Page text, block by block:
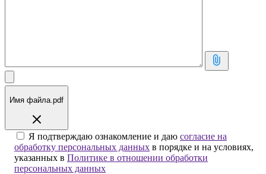
Имя файла.pdf
Я подтверждаю ознакомление и даю согласие на
обработку персональных данных в порядке и на условиях,
указанных в Политике в отношении обработки
персональных данных